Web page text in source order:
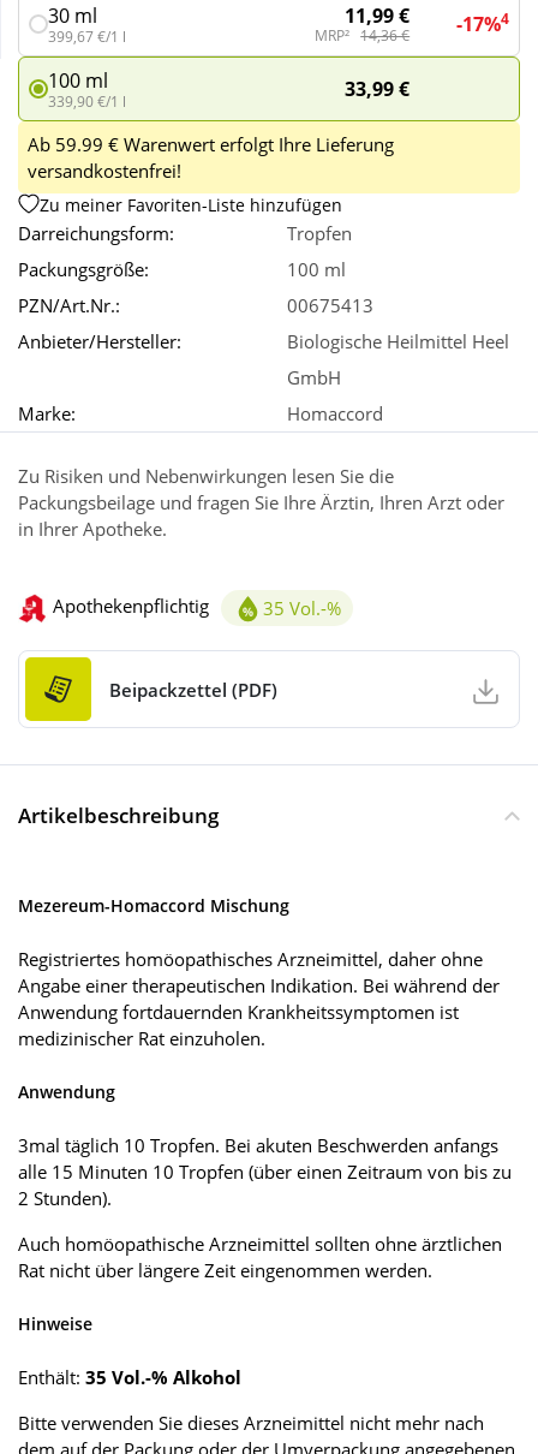
Wellness
30 ml
399,67 €/1 l
11,99 €
MRP² 14,36 € -17%4
100 ml
339,90 €/1 l 33,99 €
Ab 59.99 € Warenwert erfolgt Ihre Lieferung
versandkostenfrei!
Zu meiner Favoriten-Liste hinzufügen
Darreichungsform:
Tropfen
Packungsgröße:
100 ml
PZN/Art.Nr.:
00675413
Anbieter/Hersteller:
Biologische Heilmittel Heel
GmbH
Marke:
Homaccord
Zu Risiken und Nebenwirkungen lesen Sie die
Packungsbeilage und fragen Sie Ihre Ärztin, Ihren Arzt oder
in Ihrer Apotheke.
Apothekenpflichtig 35 Vol.-%
Alkoholgehalt 35Vol.-%
Beipackzettel (PDF)
Artikelbeschreibung
Mezereum-Homaccord Mischung
Registriertes homöopathisches Arzneimittel, daher ohne
Angabe einer therapeutischen Indikation. Bei während der
Anwendung fortdauernden Krankheitssymptomen ist
medizinischer Rat einzuholen.
Anwendung
3mal täglich 10 Tropfen. Bei akuten Beschwerden anfangs
alle 15 Minuten 10 Tropfen (über einen Zeitraum von bis zu
2 Stunden).
Auch homöopathische Arzneimittel sollten ohne ärztlichen
Rat nicht über längere Zeit eingenommen werden.
Hinweise
Enthält: 35 Vol.-% Alkohol
Bitte verwenden Sie dieses Arzneimittel nicht mehr nach